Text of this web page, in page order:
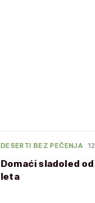
DESERTI BEZ PEČENJA
Domaći sladoled
leta